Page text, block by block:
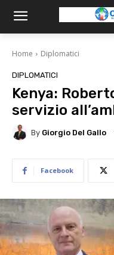
Home Diplomatici
DIPLOMATICI
Kenya:
servizio
By Giorgio Del Gallo
Facebook